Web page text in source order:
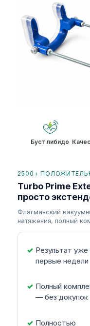
Буст либидо
2500+
Turbo Prime
просто
Флагманский
натяжения, полный
Результат уже
первые недели
Полный
— без докупок
Полностью